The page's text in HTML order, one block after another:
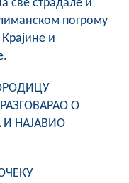
све страдале и
погрому
и
О
НАЈАВИО